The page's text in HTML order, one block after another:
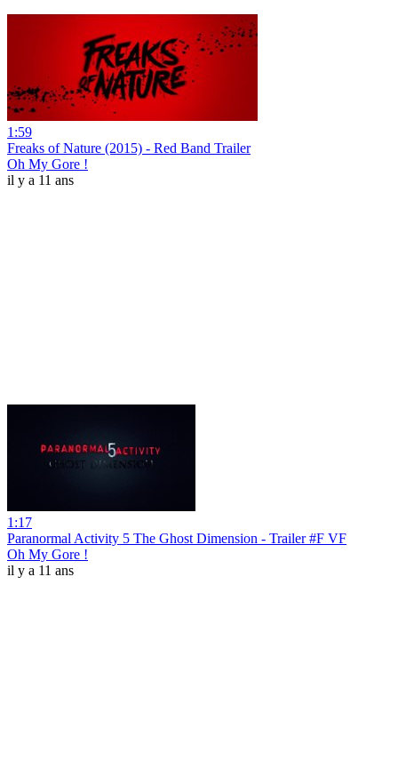
1:59
Freaks of Nature (2015) - Red Band Trailer
Oh My Gore !
il y a 11 ans
1:17
Paranormal Activity 5 The Ghost Dimension - Trailer #F VF
Oh My Gore !
il y a 11 ans